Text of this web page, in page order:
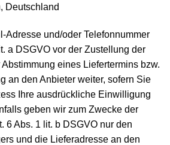
Deutschland
Adresse und/oder Telefonnummer
a DSGVO vor der Zustellung der
eines Liefertermins bzw.
an den Anbieter weiter, sofern Sie
Ihre ausdrückliche Einwilligung
geben wir zum Zwecke der
6 Abs. 1 lit. b DSGVO nur den
und die Lieferadresse an den